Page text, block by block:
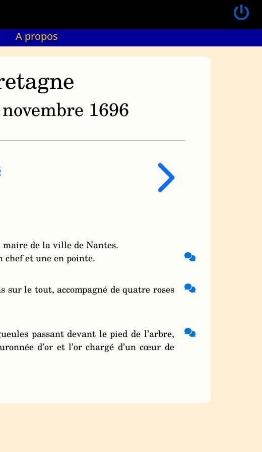
A propos
1696
de la ville de Nantes.
chef et une en pointe.
sur le tout, accompagné de quatre roses
passant devant le pied de l’arbre,
d’or et l’or chargé d’un cœur de